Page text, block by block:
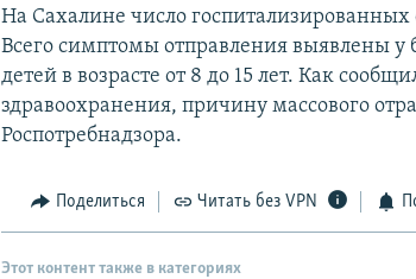
На Сахалине число
Всего симптомы отправления выявлены у
детей в возрасте от 8 до 15 лет. Как
здравоохранения, причину массового
Роспотребнадзора.
Поделиться Читать без VPN
Этот контент также в категориях